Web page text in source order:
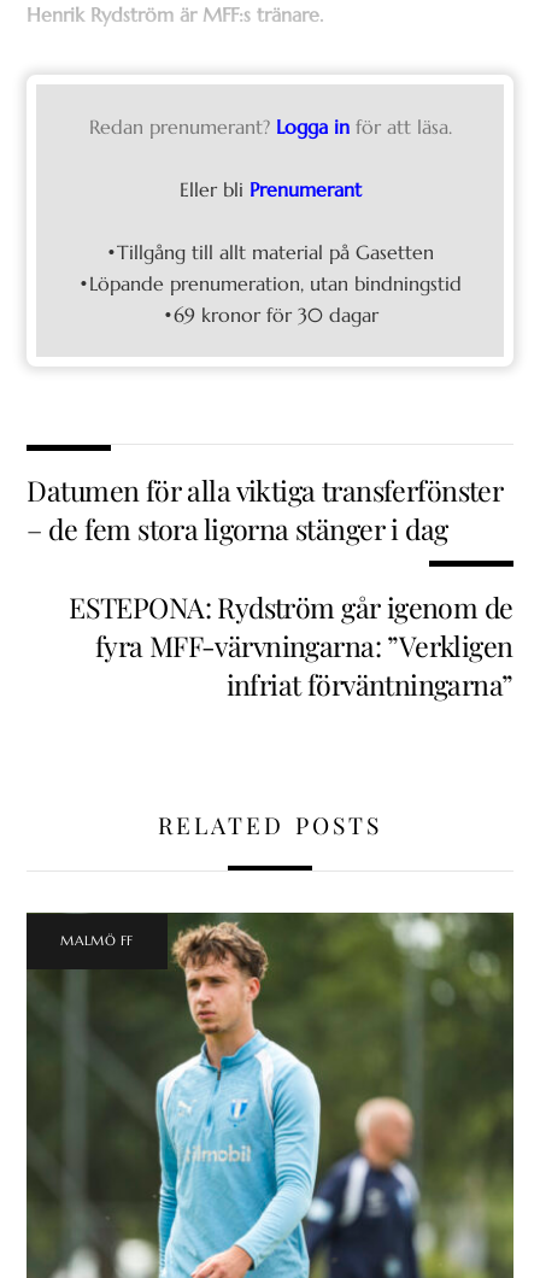
Henrik Rydström är MFF:s tränare.
Redan prenumerant? Logga in för att läsa.
Eller bli Prenumerant
•Tillgång till allt material på Gasetten
•Löpande prenumeration, utan bindningstid
•69 kronor för 30 dagar
Datumen för alla viktiga transferfönster
– de fem stora ligorna stänger i dag
ESTEPONA: Rydström går igenom de
fyra MFF-värvningarna: ”Verkligen
infriat förväntningarna”
RELATED POSTS
MALMÖ FF